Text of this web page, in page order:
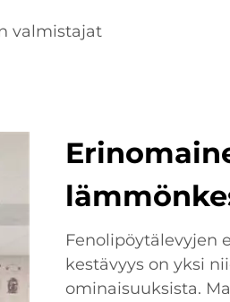
valmistajat
Fenolipöytälevyjen
kestävyys on yksi
ominaisuuksista.